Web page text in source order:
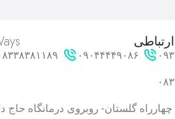
۰۹۰۴۴۴۴۹۰۸۶
گلستان- روبروی درمانگاه حاج